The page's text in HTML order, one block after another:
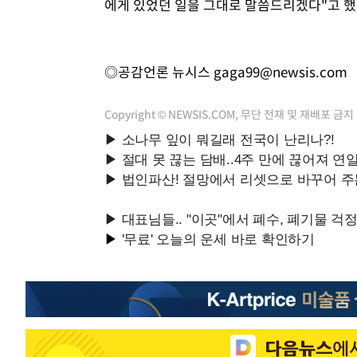
에게 있었던 일을 그대로 말씀드리겠다"고
◎공감언론 뉴시스 gaga99@newsis.com
Copyright © NEWSIS.COM, 무단 전재 및 재배포 금지